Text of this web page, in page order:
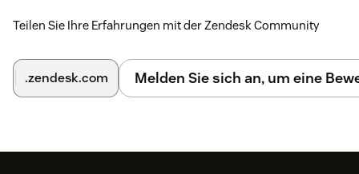
Teilen Sie Ihre Erfahrungen mit der Zendesk Community
.zendesk.com Melden Sie sich an, um eine